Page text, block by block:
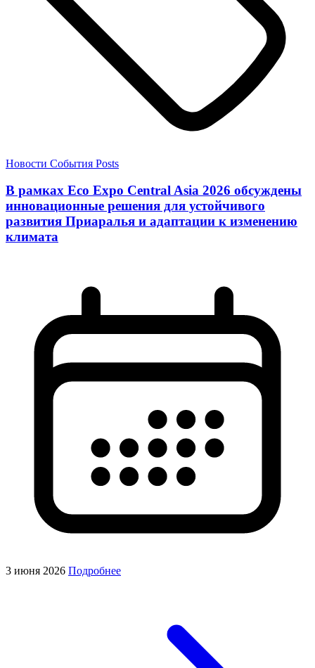
Новости События Posts
В рамках Eco Expo Central Asia 2026 обсуждены
инновационные решения для устойчивого
развития Приаралья и адаптации к изменению
климата
3 июня 2026 Подробнее